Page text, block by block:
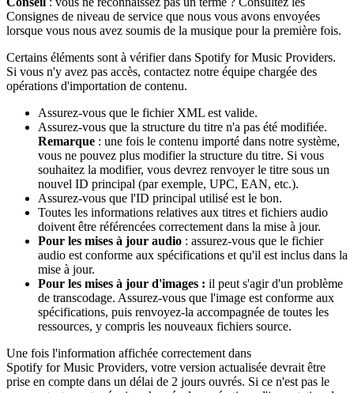
Consignes de niveau de service que nous vous avons envoyées
lorsque vous nous avez soumis de la musique pour la première fois.
Certains éléments sont à vérifier dans Spotify for Music Providers.
Si vous n'y avez pas accès, contactez notre équipe chargée des
opérations d'importation de contenu.
Assurez-vous que le fichier XML est valide.
Assurez-vous que la structure du titre n'a pas été modifiée.
Remarque : une fois le contenu importé dans notre système,
vous ne pouvez plus modifier la structure du titre. Si vous
souhaitez la modifier, vous devrez renvoyer le titre sous un
nouvel ID principal (par exemple, UPC, EAN, etc.).
Assurez-vous que l'ID principal utilisé est le bon.
Toutes les informations relatives aux titres et fichiers audio
doivent être référencées correctement dans la mise à jour.
Pour les mises à jour audio : assurez-vous que le fichier
audio est conforme aux spécifications et qu'il est inclus dans la
mise à jour.
Pour les mises à jour d'images : il peut s'agir d'un problème
de transcodage. Assurez-vous que l'image est conforme aux
spécifications, puis renvoyez-la accompagnée de toutes les
ressources, y compris les nouveaux fichiers source.
Une fois l'information affichée correctement dans
Spotify for Music Providers, votre version actualisée devrait être
prise en compte dans un délai de 2 jours ouvrés. Si ce n'est pas le